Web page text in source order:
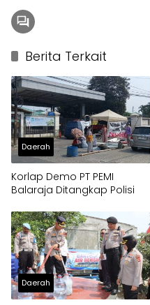
Berita Terkait
Daerah
Korlap Demo PT PEMI
Balaraja Ditangkap Polisi
Daerah